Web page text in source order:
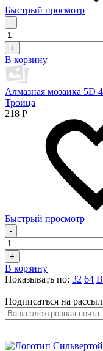
Быстрый просмотр
-
+
В корзину
Алмазная мозаика 5D
Троица
218 Р
Быстрый просмотр
-
+
В корзину
Показывать по: 32 64
Подписаться на